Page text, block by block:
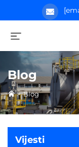
Blog
>Blog
Vijesti